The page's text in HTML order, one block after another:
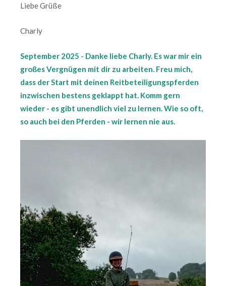
Liebe Grüße
Charly
September 2025 - Danke liebe Charly. Es war mir ein
großes Vergnügen mit dir zu arbeiten. Freu mich,
dass der Start mit deinen Reitbeteiligungspferden
inzwischen bestens geklappt hat. Komm gern
wieder - es gibt unendlich viel zu lernen. Wie so oft,
so auch bei den Pferden - wir lernen nie aus.